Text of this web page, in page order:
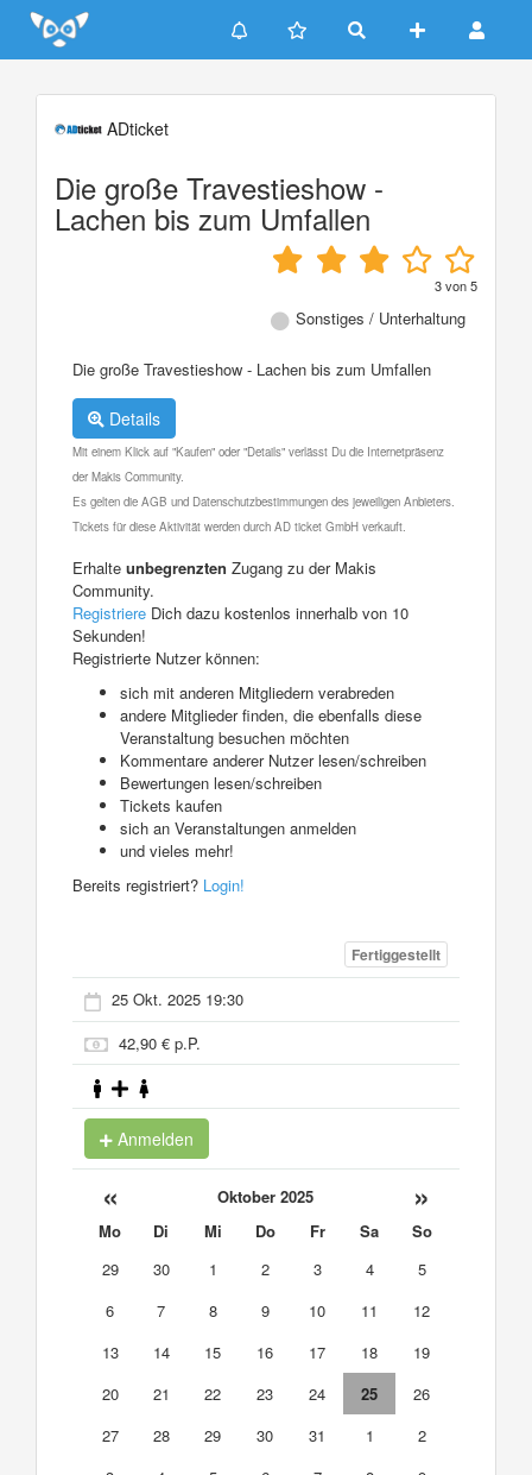
Update cookies preferences
ADticket
Die große Travestieshow -
Lachen bis zum Umfallen
3von5
Sonstiges / Unterhaltung
Die große Travestieshow - Lachen bis zum Umfallen
Details
Mit einem Klick auf "Kaufen" oder "Details" verlässt Du die Internetpräsenz
der Makis Community.
Es gelten die AGB und Datenschutzbestimmungen des jeweiligen Anbieters.
Tickets für diese Aktivität werden durch AD ticket GmbH verkauft.
Erhalte unbegrenzten Zugang zu der Makis
Community.
Registriere Dich dazu kostenlos innerhalb von 10
Sekunden!
Registrierte Nutzer können:
sich mit anderen Mitgliedern verabreden
andere Mitglieder finden, die ebenfalls diese
Veranstaltung besuchen möchten
Kommentare anderer Nutzer lesen/schreiben
Bewertungen lesen/schreiben
Tickets kaufen
sich an Veranstaltungen anmelden
und vieles mehr!
Bereits registriert? Login!
Fertiggestellt
25 Okt. 2025 19:30
42,90 € p.P.
Anmelden
« Oktober 2025 »
Mo Di Mi Do Fr Sa
So
29
30 1 2 3 4
5
6
7 8 9 10 11
12
13
14 15 16 17 18
19
20
21 22 23 24 25
26
27
28 29 30 31 1
2